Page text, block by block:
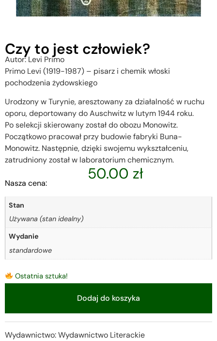
Czy to jest człowiek?
Autor: Levi Primo
Primo Levi (1919-1987) – pisarz i chemik włoski
pochodzenia żydowskiego
Urodzony w Turynie, aresztowany za działalność w ruchu
oporu, deportowany do Auschwitz w lutym 1944 roku.
Po selekcji skierowany został do obozu Monowitz.
Początkowo pracował przy budowie fabryki Buna-
Monowitz. Następnie, dzięki swojemu wykształceniu,
zatrudniony został w laboratorium chemicznym.
Nasza cena:
50.00 zł
Stan
Używana (stan idealny)
Wydanie
standardowe
Ostatnia sztuka!
Dodaj do koszyka
Wydawnictwo: Wydawnictwo Literackie